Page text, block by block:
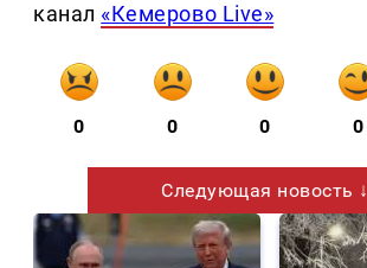
канал «Кемерово Live»
0 0 0 0
Следующая новость ↓